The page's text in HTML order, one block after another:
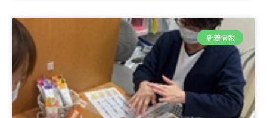
新着情報